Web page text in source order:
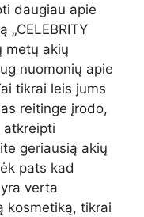
daugiau apie
„CELEBRITY
metų akių
nuomonių apie
tikrai leis jums
reitinge įrodo,
atkreipti
geriausią akių
pats kad
yra verta
kosmetiką, tikrai